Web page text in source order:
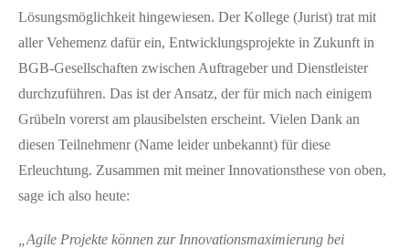
Lösungsmöglichkeit hingewiesen. Der Kollege (Jurist) trat mit
aller Vehemenz dafür ein, Entwicklungsprojekte in Zukunft in
BGB-Gesellschaften zwischen Auftrageber und Dienstleister
durchzuführen. Das ist der Ansatz, der für mich nach einigem
Grübeln vorerst am plausibelsten erscheint. Vielen Dank an
diesen Teilnehmenr (Name leider unbekannt) für diese
Erleuchtung. Zusammen mit meiner Innovationsthese von oben,
sage ich also heute:
„Agile Projekte können zur Innovationsmaximierung bei